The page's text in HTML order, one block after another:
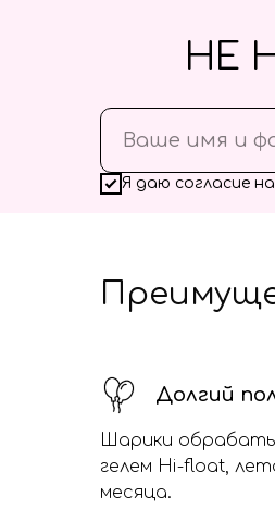
Я даю согласие
НЕ
Долгий
Шарики
гелем Hi-float,
месяца.